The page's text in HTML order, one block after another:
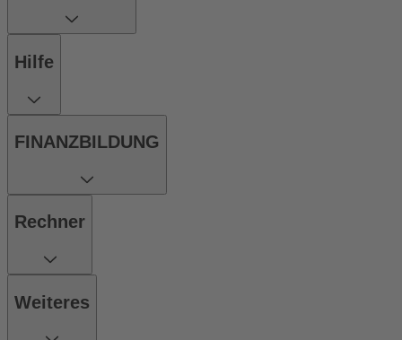
Hilfe
FINANZBILDUNG
Rechner
Weiteres